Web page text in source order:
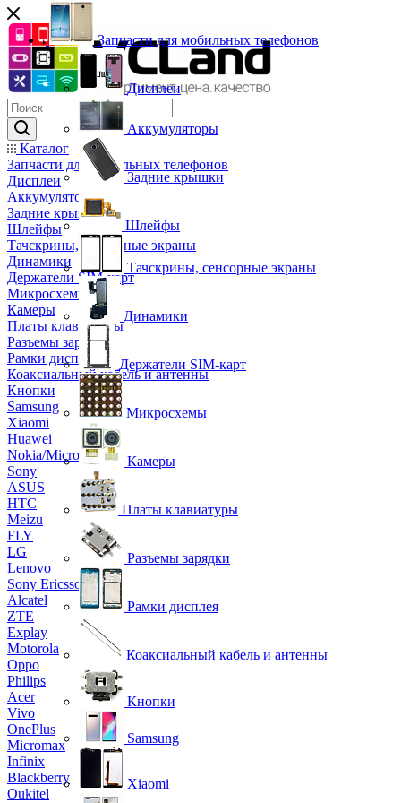
Каталог
Запчасти для мобильных телефонов
Дисплеи
Аккумуляторы
Задние крышки
Шлейфы
Тачскрины, сенсорные экраны
Динамики
Держатели SIM-карт
Микросхемы
Камеры
Платы клавиатуры
Разъемы зарядки
Рамки дисплея
Коаксиальный кабель и антенны
Кнопки
Samsung
Xiaomi
Huawei
Nokia/Microsoft
Sony
ASUS
HTC
Meizu
FLY
LG
Lenovo
Sony Ericsson
Alcatel
ZTE
Explay
Motorola
Oppo
Philips
Acer
Vivo
OnePlus
Micromax
Infinix
Blackberry
Oukitel
Запчасти для мобильных телефонов
Дисплеи
Аккумуляторы
Задние крышки
Шлейфы
Тачскрины, сенсорные экраны
Динамики
Держатели SIM-карт
Микросхемы
Камеры
Платы клавиатуры
Разъемы зарядки
Рамки дисплея
Коаксиальный кабель и антенны
Кнопки
Samsung
Xiaomi